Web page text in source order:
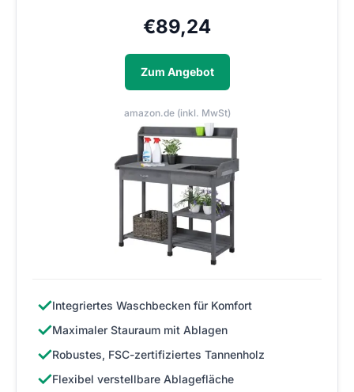
€89,24
Zum Angebot
amazon.de (inkl. MwSt)
✓Integriertes Waschbecken für Komfort
✓Maximaler Stauraum mit Ablagen
✓Robustes, FSC-zertifiziertes Tannenholz
✓Flexibel verstellbare Ablagefläche